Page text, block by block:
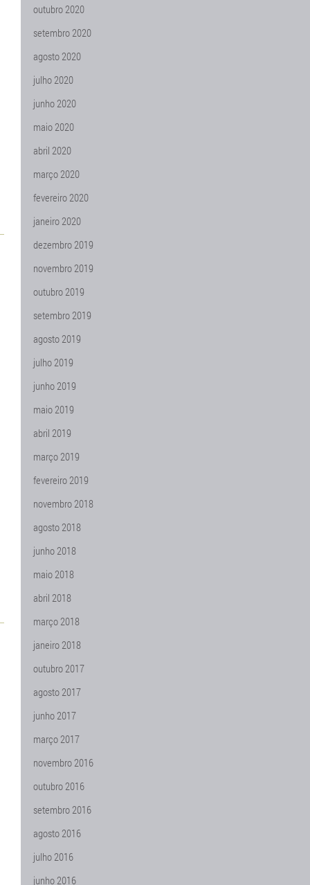
outubro 2020
setembro 2020
agosto 2020
julho 2020
junho 2020
maio 2020
abril 2020
março 2020
fevereiro 2020
janeiro 2020
dezembro 2019
novembro 2019
outubro 2019
setembro 2019
agosto 2019
julho 2019
junho 2019
maio 2019
abril 2019
março 2019
fevereiro 2019
novembro 2018
agosto 2018
junho 2018
maio 2018
abril 2018
março 2018
janeiro 2018
outubro 2017
agosto 2017
junho 2017
março 2017
novembro 2016
outubro 2016
setembro 2016
agosto 2016
julho 2016
junho 2016